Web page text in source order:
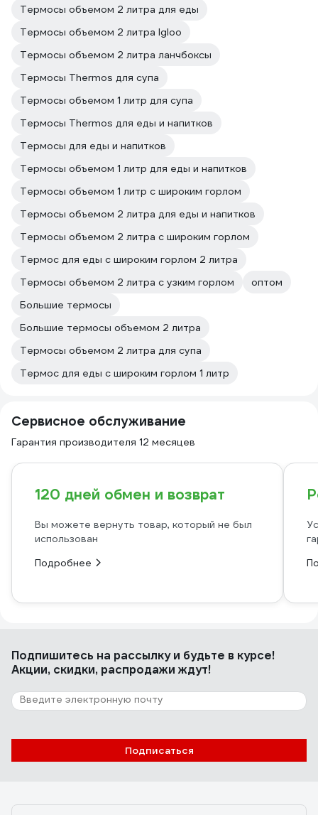
Термосы объемом 2 литра для еды
Термосы объемом 2 литра Igloo
Термосы объемом 2 литра ланчбоксы
Термосы Thermos для супа
Термосы объемом 1 литр для супа
Термосы Thermos для еды и напитков
Термосы для еды и напитков
Термосы объемом 1 литр для еды и напитков
Термосы объемом 1 литр с широким горлом
Термосы объемом 2 литра для еды и напитков
Термосы объемом 2 литра с широким горлом
Термос для еды с широким горлом 2 литра
Термосы объемом 2 литра с узким горлом
оптом
Большие термосы
Большие термосы объемом 2 литра
Термосы объемом 2 литра для супа
Термос для еды с широким горлом 1 литр
Сервисное обслуживание
Гарантия производителя 12 месяцев
120 дней обмен и возврат
Вы можете вернуть товар, который не был
использован
Подробнее
Подпишитесь на рассылкуи будьте в курсе!
Акции, скидки, распродажи ждут!
Подписаться